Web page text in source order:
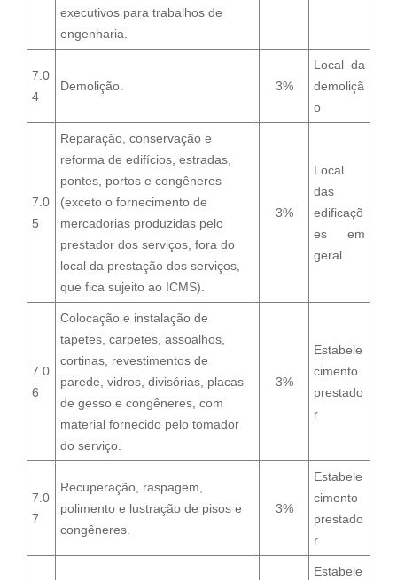
executivos para trabalhos de
engenharia.
7.0
4
Demolição. 3%
Local da
demoliçã
o
7.0
5
Reparação, conservação e
reforma de edifícios, estradas,
pontes, portos e congêneres
(exceto o fornecimento de
mercadorias produzidas pelo
prestador dos serviços, fora do
local da prestação dos serviços,
que fica sujeito ao ICMS).
3%
Local
das
edificaçõ
es em
geral
7.0
6
Colocação e instalação de
tapetes, carpetes, assoalhos,
cortinas, revestimentos de
parede, vidros, divisórias, placas
de gesso e congêneres, com
material fornecido pelo tomador
do serviço.
3%
Estabele
cimento
prestado
r
7.0
7
Recuperação, raspagem,
polimento e lustração de pisos e
congêneres.
3%
Estabele
cimento
prestado
r
Estabele